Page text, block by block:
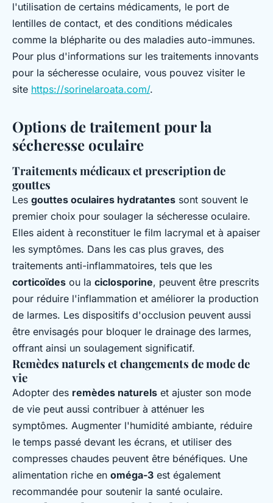
l'utilisation de certains médicaments, le port de
lentilles de contact, et des conditions médicales
comme la blépharite ou des maladies auto-immunes.
Pour plus d'informations sur les traitements innovants
pour la sécheresse oculaire, vous pouvez visiter le
site https://sorinelaroata.com/.
Options de traitement pour la
sécheresse oculaire
Traitements médicaux et prescription de
gouttes
Les gouttes oculaires hydratantes sont souvent le
premier choix pour soulager la sécheresse oculaire.
Elles aident à reconstituer le film lacrymal et à apaiser
les symptômes. Dans les cas plus graves, des
traitements anti-inflammatoires, tels que les
corticoïdes ou la ciclosporine, peuvent être prescrits
pour réduire l'inflammation et améliorer la production
de larmes. Les dispositifs d'occlusion peuvent aussi
être envisagés pour bloquer le drainage des larmes,
offrant ainsi un soulagement significatif.
Remèdes naturels et changements de mode de
vie
Adopter des remèdes naturels et ajuster son mode
de vie peut aussi contribuer à atténuer les
symptômes. Augmenter l'humidité ambiante, réduire
le temps passé devant les écrans, et utiliser des
compresses chaudes peuvent être bénéfiques. Une
alimentation riche en oméga-3 est également
recommandée pour soutenir la santé oculaire.